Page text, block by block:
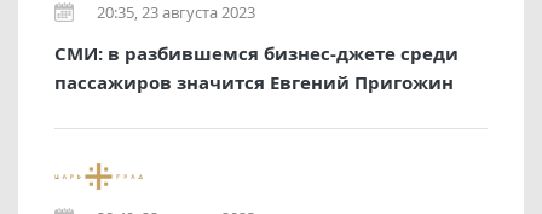
20:35, 23 августа 2023
СМИ: в разбившемся бизнес-джете среди
пассажиров значится Евгений Пригожин